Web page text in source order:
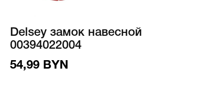
Delsey замок навесной
00394022004
54,99 BYN